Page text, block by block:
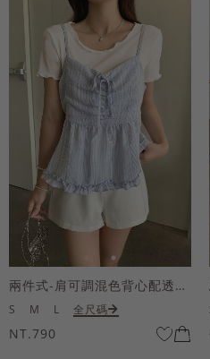
兩件式-肩可調混色背心配透膚短袖上衣
S M L 全尺碼
NT.790